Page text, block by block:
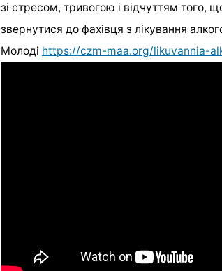
зі стресом, тривогою і відчуттям того,
звернутися до фахівця з лікування
Молоді https://czm-maa.org/likuvannia-